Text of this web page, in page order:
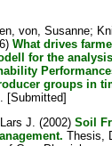
von, Susanne;
What drives
for the
groups in
[Submitted]
J. (2002)Soil
Thesis,